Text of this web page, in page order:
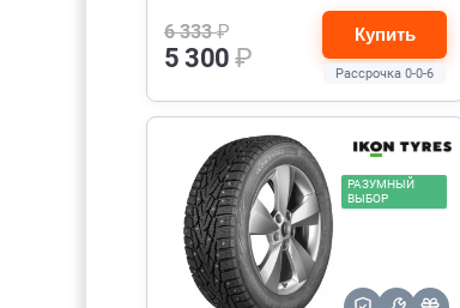
6 333₽
5 300₽
Купить
Рассрочка 0-0-6
РАЗУМНЫЙ
ВЫБОР